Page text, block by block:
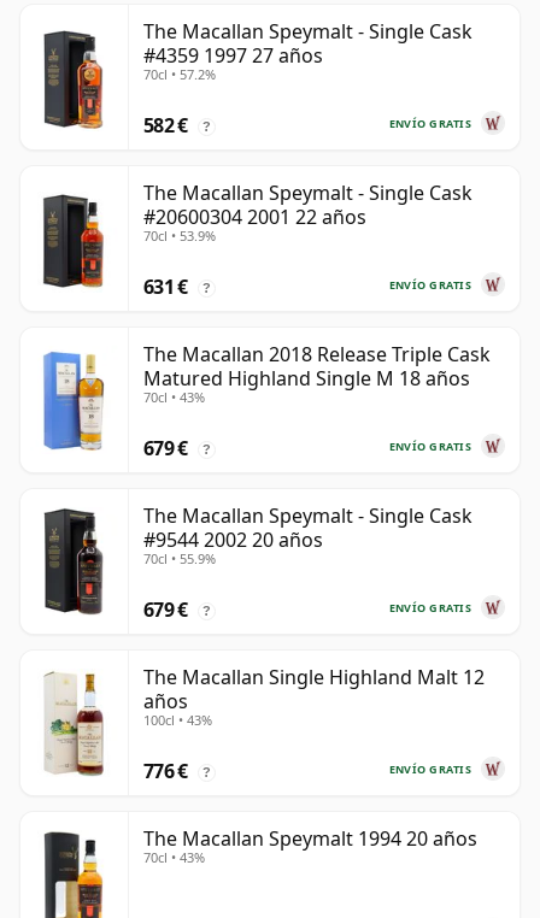
The Macallan Speymalt - Single Cask
#4359 1997 27 años
70cl • 57.2%
ENVÍO GRATIS
582 € ?
The Macallan Speymalt - Single Cask
#20600304 2001 22 años
70cl • 53.9%
ENVÍO GRATIS
631 € ?
The Macallan 2018 Release Triple Cask
Matured Highland Single M 18 años
70cl • 43%
ENVÍO GRATIS
679 € ?
The Macallan Speymalt - Single Cask
#9544 2002 20 años
70cl • 55.9%
ENVÍO GRATIS
679 € ?
The Macallan Single Highland Malt 12
años
100cl • 43%
ENVÍO GRATIS
776 € ?
The Macallan Speymalt 1994 20 años
70cl • 43%